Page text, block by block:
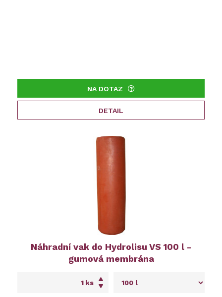
NA DOTAZ
DETAIL
Náhradní vak do Hydrolisu VS 100 l -
gumová membrána
ks